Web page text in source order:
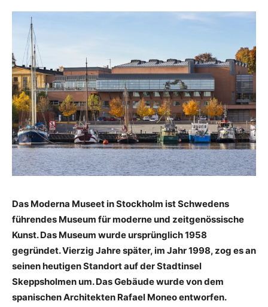
Das Moderna Museet in Stockholm ist Schwedens
führendes Museum für moderne und zeitgenössische
Kunst. Das Museum wurde ursprünglich 1958
gegründet. Vierzig Jahre später, im Jahr 1998, zog es an
seinen heutigen Standort auf der Stadtinsel
Skeppsholmen um. Das Gebäude wurde von dem
spanischen Architekten Rafael Moneo entworfen.